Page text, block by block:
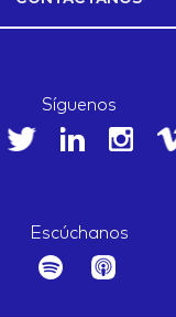
Síguenos
Escúchanos